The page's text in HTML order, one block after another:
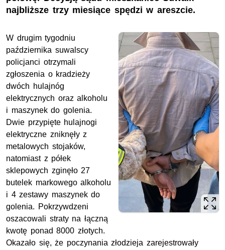
najbliższe trzy miesiące spędzi w areszcie.
W drugim tygodniu
października suwalscy
policjanci otrzymali
zgłoszenia o kradzieży
dwóch hulajnóg
elektrycznych oraz alkoholu
i maszynek do golenia.
Dwie przypięte hulajnogi
elektryczne zniknęły z
metalowych stojaków,
natomiast z półek
sklepowych zginęło 27
butelek markowego alkoholu
i 4 zestawy maszynek do
golenia. Pokrzywdzeni
oszacowali straty na łączną
kwotę ponad 8000 złotych.
Okazało się, że poczynania złodzieja zarejestrowały